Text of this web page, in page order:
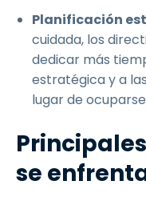
Planificación
cuidada, los
dedicar más
estratégica y a
lugar de
se